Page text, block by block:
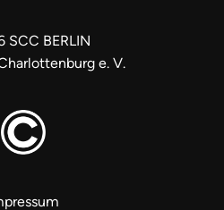
SCC BERLIN
e. V.